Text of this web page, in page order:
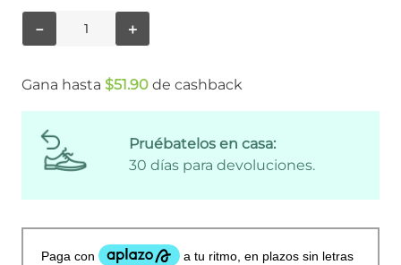
＋
－
Gana hasta $51.90 de cashback
Pruébatelos en casa:
30 días para devoluciones.